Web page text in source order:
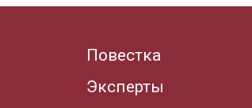
Повестка
Эксперты